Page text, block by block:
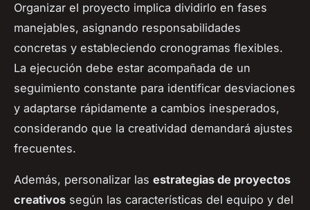
Organizar el proyecto implica dividirlo en fases
manejables, asignando responsabilidades
concretas y estableciendo cronogramas flexibles.
La ejecución debe estar acompañada de un
seguimiento constante para identificar desviaciones
y adaptarse rápidamente a cambios inesperados,
considerando que la creatividad demandará ajustes
frecuentes.
Además, personalizar las estrategias de proyectos
creativos según las características del equipo y del